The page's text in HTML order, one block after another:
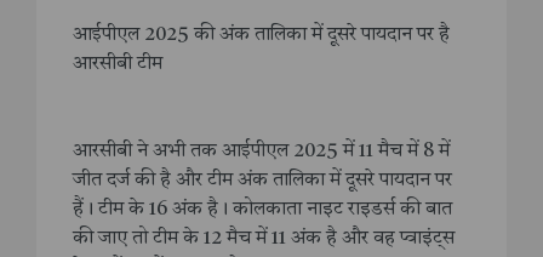
आईपीएल 2025 की अंक तालिका में दूसरे पायदान पर है
आरसीबी टीम
आरसीबी ने अभी तक आईपीएल 2025 में 11 मैच में 8 में
जीत दर्ज की है और टीम अंक तालिका में दूसरे पायदान पर
हैं। टीम के 16 अंक है। कोलकाता नाइट राइडर्स की बात
की जाए तो टीम के 12 मैच में 11 अंक है और वह प्वाइंट्स